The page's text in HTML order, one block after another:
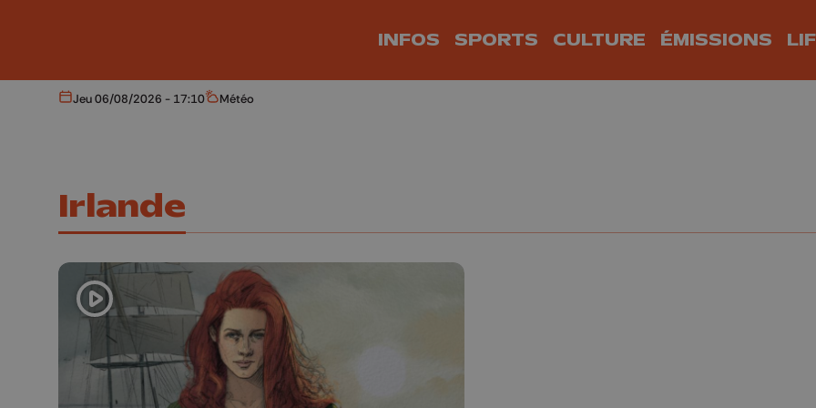
INFOS SPORTS CULTURE ÉMISSIONS
Aujourd'hui
Jeu 06/08/2026 - 17:10 Météo
Météo
Irlande